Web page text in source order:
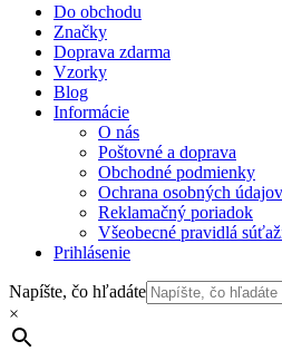
Do obchodu
Značky
Doprava zdarma
Vzorky
Blog
Informácie
O nás
Poštovné a doprava
Obchodné podmienky
Ochrana osobných údajov
Reklamačný poriadok
Všeobecné pravidlá
Prihlásenie
Napíšte, čo hľadáte
×